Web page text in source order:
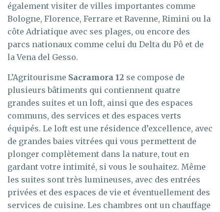
également visiter de villes importantes comme
Bologne, Florence, Ferrare et Ravenne, Rimini ou la
côte Adriatique avec ses plages, ou encore des
parcs nationaux comme celui du Delta du Pô et de
la Vena del Gesso.
L’Agritourisme Sacramora 12 se compose de
plusieurs bâtiments qui contiennent quatre
grandes suites et un loft, ainsi que des espaces
communs, des services et des espaces verts
équipés. Le loft est une résidence d’excellence, avec
de grandes baies vitrées qui vous permettent de
plonger complètement dans la nature, tout en
gardant votre intimité, si vous le souhaitez. Même
les suites sont très lumineuses, avec des entrées
privées et des espaces de vie et éventuellement des
services de cuisine. Les chambres ont un chauffage